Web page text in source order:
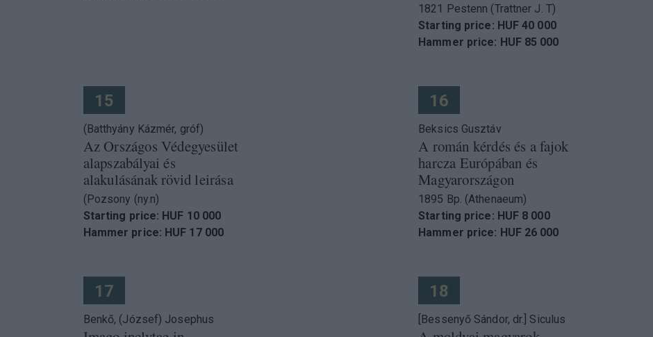
1821 Pestenn (Trattner J. T)
Starting price: HUF 40 000
Hammer price: HUF 85 000
15
(Batthyány Kázmér, gróf)
Az Országos Védegyesület
alapszabályai és
alakulásának rövid leirása
(Pozsony (ny.n)
Starting price: HUF 10 000
Hammer price: HUF 17 000
16
Beksics Gusztáv
A román kérdés és a fajok
harcza Európában és
Magyarországon
1895 Bp. (Athenaeum)
Starting price: HUF 8 000
Hammer price: HUF 26 000
17
Benkő, (József) Josephus
18
[Bessenyő Sándor, dr.] Siculus